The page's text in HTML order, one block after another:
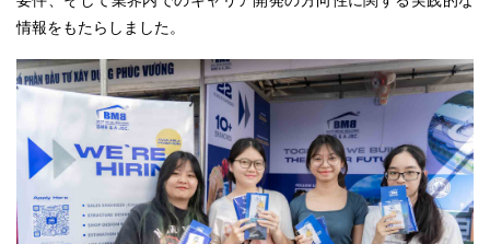
情報をもたらしました。